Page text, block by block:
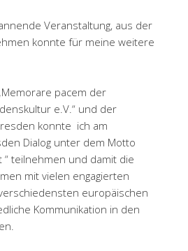
Veranstaltung, aus der
konnte für meine weitere
pacem der
e.V.“ und der
konnte ich am
Dialog unter dem Motto
“ teilnehmen und damit die
mit vielen engagierten
europäischen
Kommunikation in den